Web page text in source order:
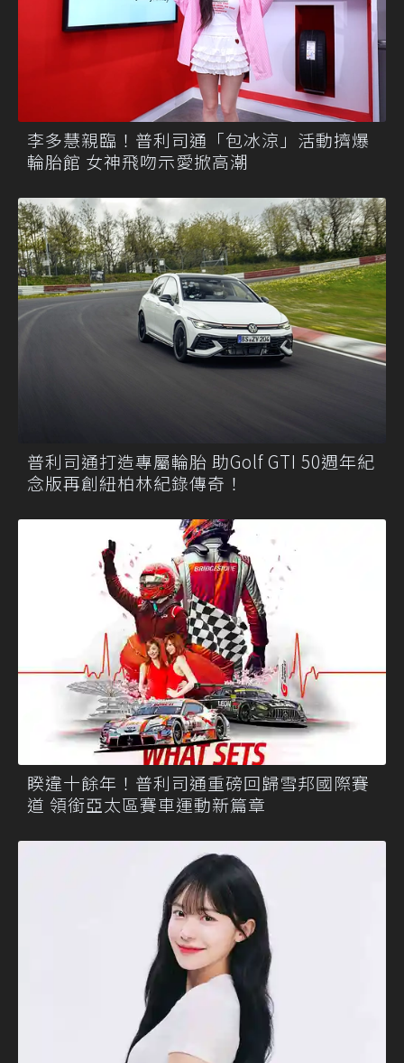
李多慧親臨！普利司通「包冰涼」活動擠爆
輪胎館 女神飛吻示愛掀高潮
普利司通打造專屬輪胎 助Golf GTI 50週年紀
念版再創紐柏林紀錄傳奇！
睽違十餘年！普利司通重磅回歸雪邦國際賽
道 領銜亞太區賽車運動新篇章